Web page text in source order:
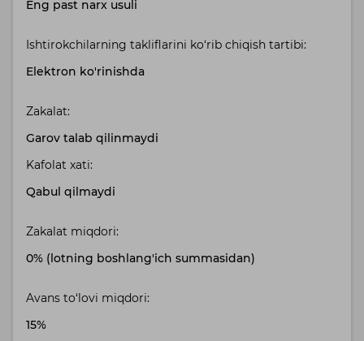
Eng past narx usuli
Ishtirokchilarning takliflarini ko‘rib chiqish tartibi:
Elektron ko'rinishda
Zakalat:
Garov talab qilinmaydi
Kafolat xati:
Qabul qilmaydi
Zakalat miqdori:
0% (lotning boshlang'ich summasidan)
Avans to‘lovi miqdori:
15%